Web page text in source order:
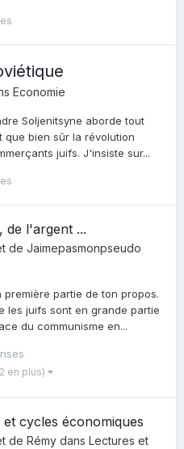
Economie
Soljenitsyne aborde tout
que bien sûr la révolution
juifs. J'insiste sur...
de l'argent ...
de Jaimepasmonpseudo
partie de ton propos.
les juifs sont en grande partie
du communisme en...
en plus)
cycles économiques
de Rémy dans Lectures et